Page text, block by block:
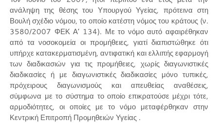
ανάληψη της θέσης του Υπουργού Υγείας, πρότεινα στη
Βουλή σχέδιο νόμου, το οποίο κατέστη νόμος του κράτους (ν.
3580/2007 ΦΕΚ Α’ 134). Με το νόμο αυτό αφαιρέθηκαν
από τα νοσοκομεία οι προμήθειες, γιατί διαπιστώθηκε ότι
υπήρχε κατακερματισμένη, αντιφατική και ελλιπής εφαρμογή
των διαδικασιών για τις προμήθειες, χωρίς διαγωνιστικές
διαδικασίες ή με διαγωνιστικές διαδικασίες μόνο τυπικές,
πρόχειρους διαγωνισμούς και απευθείας αναθέσεις,
σύμφωνα με το σύστημα το οποίο επικρατούσε μέχρι τότε,
αρμοδιότητες, οι οποίες με το νόμο μεταφέρθηκαν στην
Κεντρική Επιτροπή Προμηθειών Υγείας .